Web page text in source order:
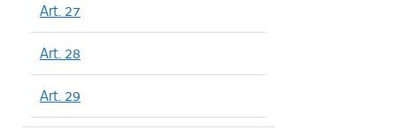
Art. 27
Art. 28
Art. 29